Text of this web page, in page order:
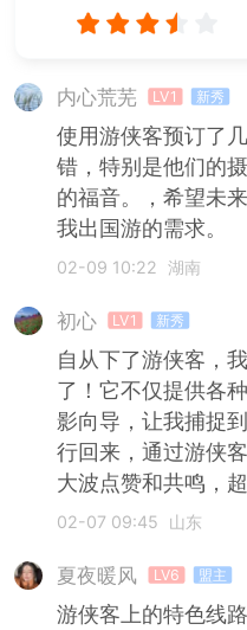
内心荒芜 LV1 新秀
使用游侠客预订了
错，特别是他们的
的福音。，希望未
我出国游的需求。
02-09 10:22 湖南
初心 LV1 新秀
自从下了游侠客，
了！它不仅提供各
影向导，让我捕捉
行回来，通过游侠
大波点赞和共鸣，
02-07 09:45 山东
夏夜暖风 LV6 盟主
游侠客上的特色线